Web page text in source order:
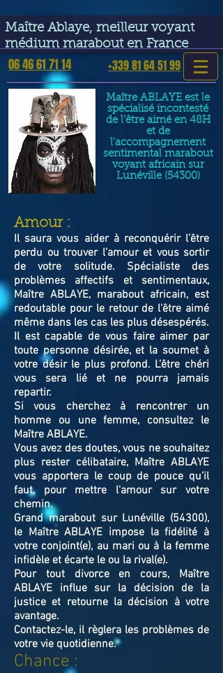
Maître Ablaye, meilleur voyant
médium marabout en France
06 46 61 71 14 +339 81 64 51 99
Maître ABLAYE est le
spécialisé incontesté
de l’être aimé en 48H
et de
l’accompagnement
sentimental marabout
voyant africain sur
Lunéville (54300)
​Amour :
Il saura vous aider à reconquérir l’être
perdu ou trouver l’amour et vous sortir
de votre solitude. Spécialiste des
problèmes affectifs et sentimentaux,
Maître ABLAYE, marabout africain, est
redoutable pour le retour de l'être aimé
même dans les cas les plus désespérés.
Il est capable de vous faire aimer par
toute personne désirée, et la soumet à
votre désir le plus profond. L’être chéri
vous sera lié et ne pourra jamais
repartir.
Si vous cherchez à rencontrer un
homme ou une femme, consultez le
Maître ABLAYE.
Vous avez des doutes, vous ne souhaitez
plus rester célibataire, Maître ABLAYE
vous apportera le coup de pouce qu'il
faut, pour mettre l'amour sur votre
chemin.
Grand marabout sur Lunéville (54300),
le Maître ABLAYE impose la fidélité à
votre conjoint(e), au mari ou à la femme
infidèle et écarte le ou la rival(e).
Pour tout divorce en cours, Maître
ABLAYE influe sur la décision de la
justice et retourne la décision à votre
avantage.
Contactez-le, il règlera les problèmes de
votre vie quotidienne.
Chance :